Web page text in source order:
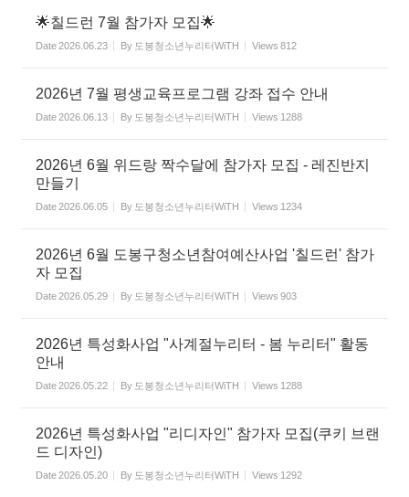
🌟칠드런 7월 참가자 모집🌟
Date2026.06.23 By 도봉청소년누리터WiTH Views 812
2026년 7월 평생교육프로그램 강좌 접수 안내
Date2026.06.13 By 도봉청소년누리터WiTH Views 1288
2026년 6월 위드랑 짝수달에 참가자 모집 - 레진반지
만들기
Date2026.06.05 By 도봉청소년누리터WiTH Views 1234
2026년 6월 도봉구청소년참여예산사업 '칠드런' 참가
자 모집
Date2026.05.29 By 도봉청소년누리터WiTH Views 903
2026년 특성화사업 "사계절누리터 - 봄 누리터" 활동
안내
Date2026.05.22 By 도봉청소년누리터WiTH Views 1288
2026년 특성화사업 "리디자인" 참가자 모집(쿠키 브랜
드 디자인)
Date2026.05.20 By 도봉청소년누리터WiTH Views 1292